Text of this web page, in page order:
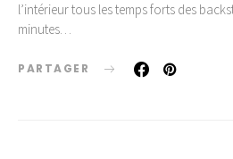
l’intérieur tous les temps forts des
minutes…
PARTAGER